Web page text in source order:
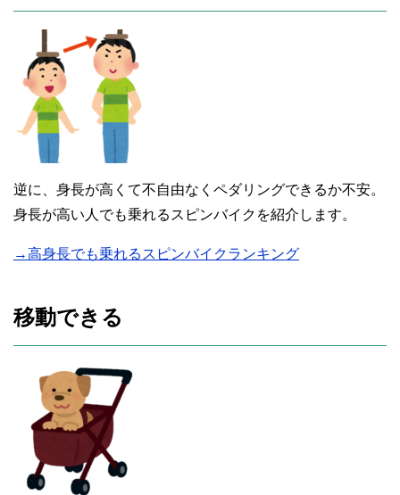
逆に、身長が高くて不自由なくペダリングできるか不安。
身長が高い人でも乗れるスピンバイクを紹介します。
→高身長でも乗れるスピンバイクランキング
移動できる